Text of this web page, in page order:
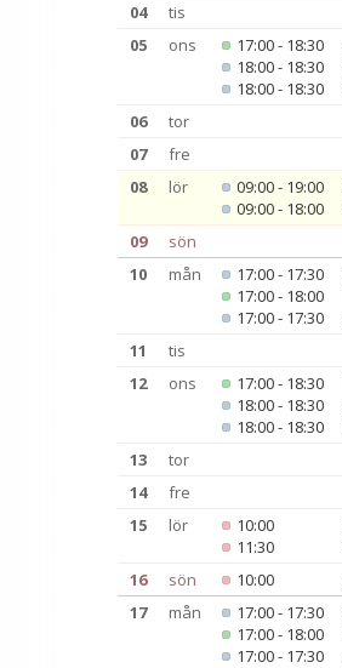
04
tis
05
ons 17:00 - 18:30
18:00 - 18:30
18:00 - 18:30
06
tor
07
fre
08
lör 09:00 - 19:00
09:00 - 18:00
09
sön
10 mån 17:00 - 17:30
17:00 - 18:00
17:00 - 17:30
11
tis
12
ons 17:00 - 18:30
18:00 - 18:30
18:00 - 18:30
13
tor
14
fre
15
lör 10:00
11:30
16
sön 10:00
17 mån 17:00 - 17:30
17:00 - 18:00
17:00 - 17:30